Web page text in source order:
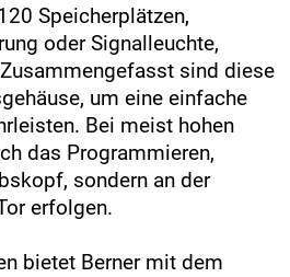
Speicherplätzen,
oder Signalleuchte,
sind diese
um eine einfache
Bei meist hohen
das Programmieren,
sondern an der
erfolgen.
bietet Berner mit dem